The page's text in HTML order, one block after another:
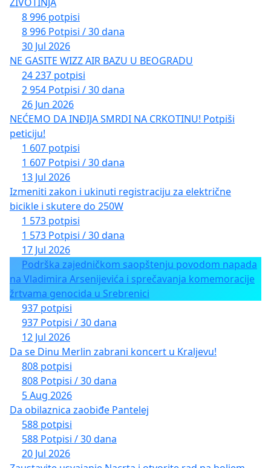
8 996 potpisi
8 996 Potpisi / 30 dana
30 Jul 2026
NE GASITE WIZZ AIR BAZU U BEOGRADU
24 237 potpisi
2 954 Potpisi / 30 dana
26 Jun 2026
NEĆEMO DA INĐIJA SMRDI NA CRKOTINU! Potpiši
peticiju!
1 607 potpisi
1 607 Potpisi / 30 dana
13 Jul 2026
Izmeniti zakon i ukinuti registraciju za električne
bicikle i skutere do 250W
1 573 potpisi
1 573 Potpisi / 30 dana
17 Jul 2026
Podrška zajedničkom saopštenju povodom napada
na Vladimira Arsenijevića i sprečavanja komemoracije
žrtvama genocida u Srebrenici
937 potpisi
937 Potpisi / 30 dana
12 Jul 2026
Da se Dinu Merlin zabrani koncert u Kraljevu!
808 potpisi
808 Potpisi / 30 dana
5 Aug 2026
Da obilaznica zaobiđe Pantelej
588 potpisi
588 Potpisi / 30 dana
20 Jul 2026